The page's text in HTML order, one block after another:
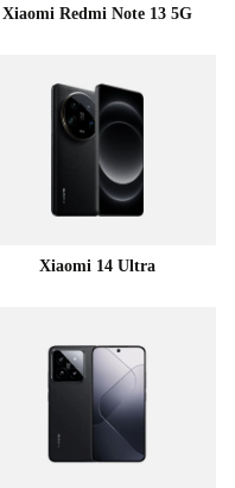
Xiaomi Redmi Note 13 5G
Xiaomi 14 Ultra